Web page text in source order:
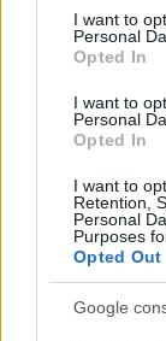
consent section.
I want to
Personal
Opted In
I want to
Personal
Opted In
I want to
Retention,
Personal
Purposes
Opted Out
Google
παραμένει
κρατούν τις
07.01.2026 12:28